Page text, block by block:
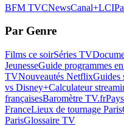
BFM TVCNewsCanal+LCI
Par Genre
Films ce soirSéries TV
JeunesseGuide programmes
TVNouveautés NetflixGuides
vs Disney+Calculateur
françaisesBaromètre TV.fr
FranceLieux de tournage Paris
ParisGlossaire TV